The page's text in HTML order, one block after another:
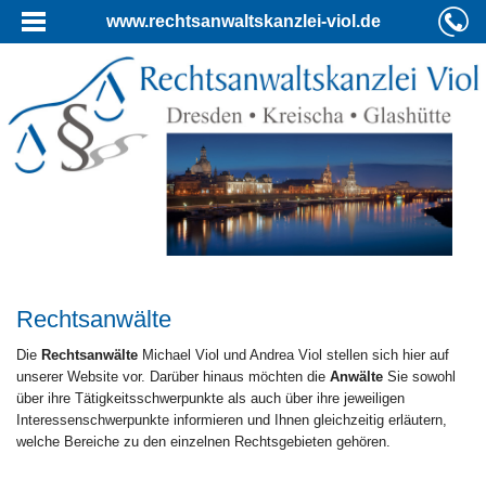
www.rechtsanwaltskanzlei-viol.de
Rechtsanwälte
Die Rechtsanwälte Michael Viol und Andrea Viol stellen sich hier auf
unserer Website vor. Darüber hinaus möchten die Anwälte Sie sowohl
über ihre Tätigkeitsschwerpunkte als auch über ihre jeweiligen
Interessenschwerpunkte informieren und Ihnen gleichzeitig erläutern,
welche Bereiche zu den einzelnen Rechtsgebieten gehören.